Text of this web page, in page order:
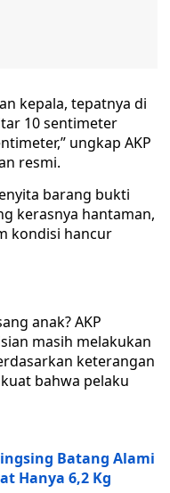
kepala, tepatnya di
10 sentimeter
ungkap AKP
resmi.
barang bukti
kerasnya hantaman,
kondisi hancur
anak? AKP
masih melakukan
keterangan
bahwa pelaku
Batang Alami
Hanya 6,2 Kg